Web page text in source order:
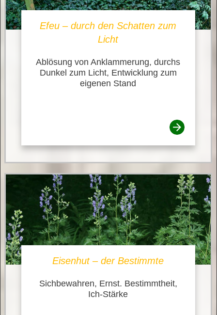
Efeu – durch den Schatten zum
Licht
Ablösung von Anklammerung, durchs
Dunkel zum Licht, Entwicklung zum
eigenen Stand
Eisenhut – der Bestimmte
Sichbewahren, Ernst. Bestimmtheit,
Ich-Stärke